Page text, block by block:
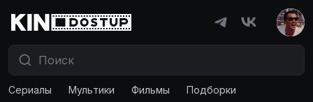
Сериалы Мультики Фильмы Подборки